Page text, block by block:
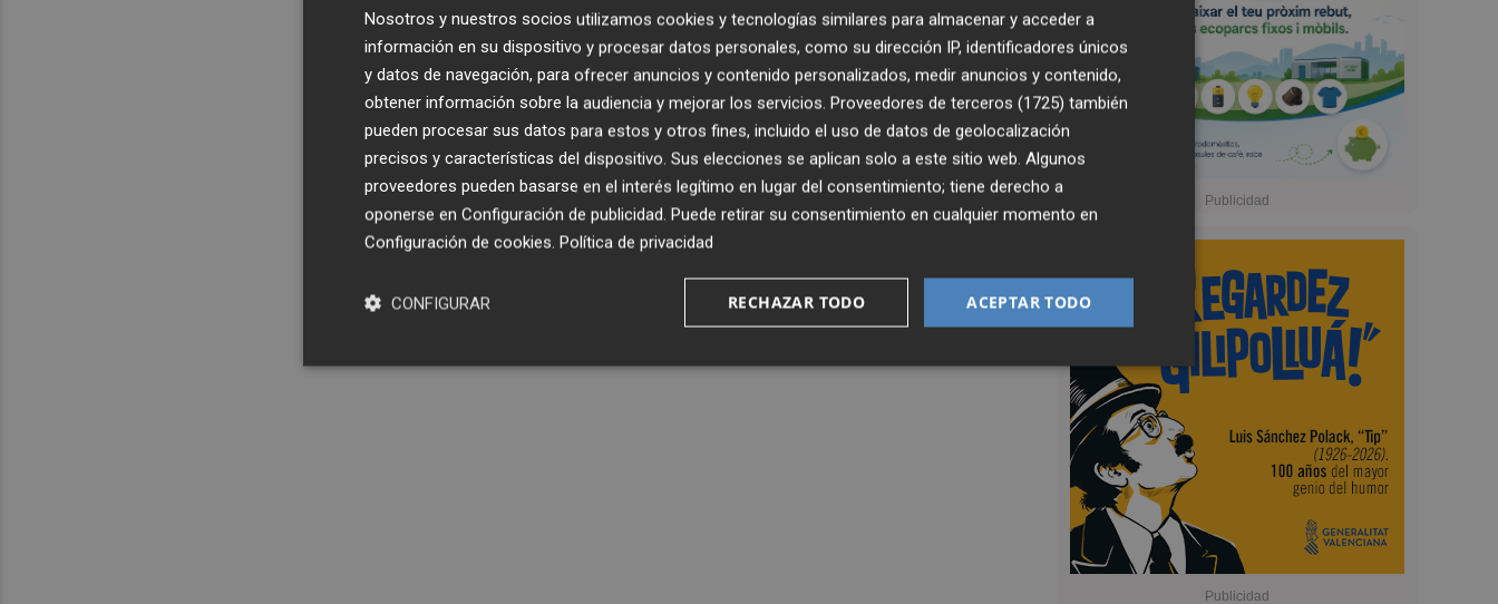
Nosotros y nuestros socios utilizamos cookies y tecnologías similares para almacenar y acceder a
información en su dispositivo y procesar datos personales, como su dirección IP, identificadores únicos
y datos de navegación, para ofrecer anuncios y contenido personalizados, medir anuncios y contenido,
obtener información sobre la audiencia y mejorar los servicios. Proveedores de terceros (1725) también
pueden procesar sus datos para estos y otros fines, incluido el uso de datos de geolocalización
precisos y características del dispositivo. Sus elecciones se aplican solo a este sitio web. Algunos
proveedores pueden basarse en el interés legítimo en lugar del consentimiento; tiene derecho a
oponerse en Configuración de publicidad. Puede retirar su consentimiento en cualquier momento en
Configuración de cookies. Política de privacidad
ACEPTAR TODO
RECHAZAR TODO
CONFIGURAR